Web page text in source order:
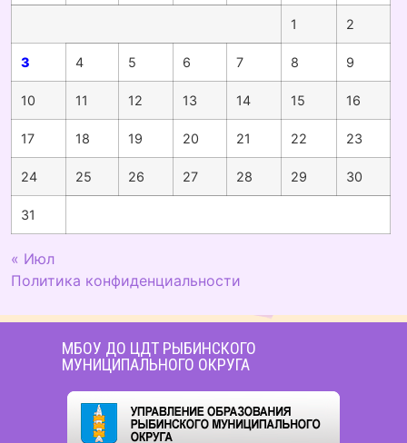
1 2
3 4 5 6 7 8 9
10 11 12 13 14 15 16
17 18 19 20 21 22 23
24 25 26 27 28 29 30
31
« Июл
Политика конфиденциальности
МБОУ ДО ЦДТ РЫБИНСКОГО
МУНИЦИПАЛЬНОГО ОКРУГА